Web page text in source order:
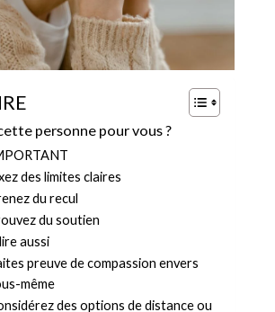
personne pour vous ?
des limites claires
du recul
du soutien
aussi
preuve de compassion envers
même
des options de distance ou